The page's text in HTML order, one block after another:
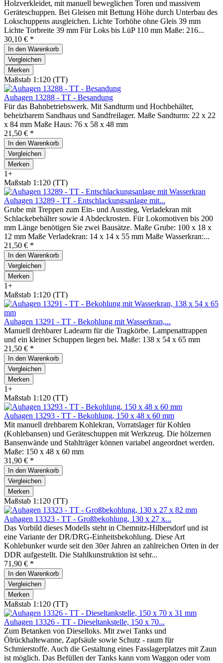
Holzverkleidet, mit manuell beweglichen Toren und massivem
Geräteschuppen. Bei Gleisen mit Bettung Höhe durch Unterbau des
Lokschuppens ausgleichen. Lichte Torhöhe ohne Gleis 39 mm
Lichte Torbreite 39 mm Für Loks bis LüP 110 mm Maße: 216...
30,10 € *
In den Warenkorb
Vergleichen
Merken
Maßstab 1:120 (TT)
Auhagen 13288 - TT - Besandung
Für das Bahnbetriebswerk. Mit Sandturm und Hochbehälter,
beheizbarem Sandhaus und Sandfreilager. Maße Sandturm: 22 x 22
x 84 mm Maße Haus: 76 x 58 x 48 mm
21,50 € *
In den Warenkorb
Vergleichen
Merken
1+
Maßstab 1:120 (TT)
Auhagen 13289 - TT - Entschlackungsanlage mit...
Grube mit Treppen zum Ein- und Ausstieg, Verladekran mit
Schlackebehälter sowie 4 Abdeckrosten. Für Lokomotiven bis 200
mm Länge benötigen Sie zwei Bausätze. Maße Grube: 100 x 18 x
12 mm Maße Verladekran: 14 x 14 x 55 mm Maße Wasserkran:...
21,50 € *
In den Warenkorb
Vergleichen
Merken
1+
Maßstab 1:120 (TT)
Auhagen 13291 - TT - Bekohlung mit Wasserkran,...
Manuell drehbarer Ladearm für die Tragkörbe. Lampenattrappen
und ein kleiner Schuppen liegen bei. Maße: 138 x 54 x 65 mm
21,50 € *
In den Warenkorb
Vergleichen
Merken
1+
Maßstab 1:120 (TT)
Auhagen 13293 - TT - Bekohlung, 150 x 48 x 60 mm
Mit manuell drehbarem Kohlekran, Vorratslager für Kohlen
(Kohlebansen) und Geräteschuppen mit Werkzeug. Die hölzernen
Bansenwände und Stahlträger können variabel angeordnet werden.
Maße: 150 x 48 x 60 mm
31,90 € *
In den Warenkorb
Vergleichen
Merken
Maßstab 1:120 (TT)
Auhagen 13323 - TT - Großbekohlung, 130 x 27 x...
Das Vorbild dieses Modells steht in Chemnitz-Hilbersdorf und ist
eine Variante der DR/DRG-Einheitsbekohlung. Diese Art
Kohlebunker wurde seit den 30er Jahren an zahlreichen Orten in der
DDR aufgestellt. Die Stahlkunstruktion ist sehr...
71,90 € *
In den Warenkorb
Vergleichen
Merken
Maßstab 1:120 (TT)
Auhagen 13326 - TT - Dieseltankstelle, 150 x 70...
Zum Betanken von Dieselloks. Mit zwei Tanks und
Ölrückhaltewanne, Zapfsäule sowie Schutz - raum für
Schmierstoffe. Auch die Gestaltung eines Fasslagerplatzes mit Zaun
ist möglich. Das Befüllen der Tanks kann vom Waggon oder vom